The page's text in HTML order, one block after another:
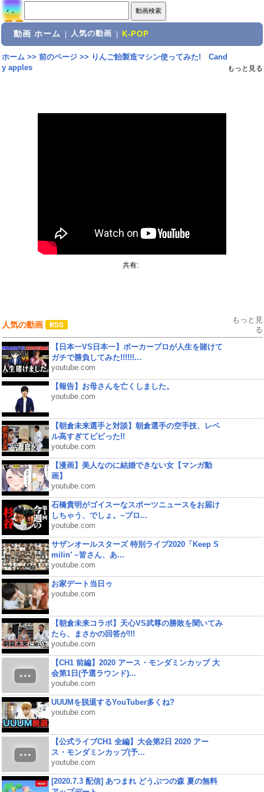
動画 ホーム 人気の動画 K-POP
ホーム>> 前のページ>> りんご飴製造マシン使ってみた! Cand
y apples
もっと見る
共有:
人気の動画
もっと見
る
【日本一VS日本一】ポーカープロが人生を賭けて
ガチで勝負してみた!!!!!!...
youtube.com
【報告】お母さんを亡くしました。
youtube.com
【朝倉未来選手と対談】朝倉選手の空手技、レベ
ル高すぎてビビった!!
youtube.com
【漫画】美人なのに結婚できない女【マンガ動
画】
youtube.com
石橋貴明がゴイスーなスポーツニュースをお届け
しちゃう、でしょ。~プロ...
youtube.com
サザンオールスターズ 特別ライブ2020「Keep S
milin’ ~皆さん、あ...
youtube.com
お家デート当日ゥ
youtube.com
【朝倉未来コラボ】天心VS武尊の勝敗を聞いてみ
たら、まさかの回答が!!!
youtube.com
【CH1 前編】2020 アース・モンダミンカップ 大
会第1日(予選ラウンド)...
youtube.com
UUUMを脱退するYouTuber多くね?
youtube.com
【公式ライブCH1 全編】大会第2日 2020 アー
ス・モンダミンカップ(予...
youtube.com
[2020.7.3 配信] あつまれ どうぶつの森 夏の無料